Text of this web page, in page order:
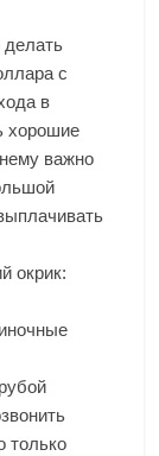
с
в
хорошие
важно
окрик:
только